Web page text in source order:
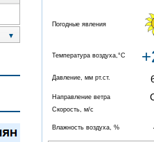
▼
Погодные явления
Температура воздуха,°C
Давление, мм рт.ст.
Направление ветра
Скорость, м/с
Влажность воздуха, %